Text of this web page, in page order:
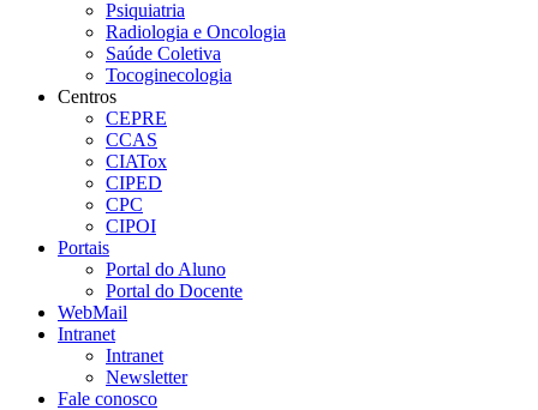
Psiquiatria
Radiologia e Oncologia
Saúde Coletiva
Tocoginecologia
Centros
CEPRE
CCAS
CIATox
CIPED
CPC
CIPOI
Portais
Portal do Aluno
Portal do Docente
WebMail
Intranet
Intranet
Newsletter
Fale conosco